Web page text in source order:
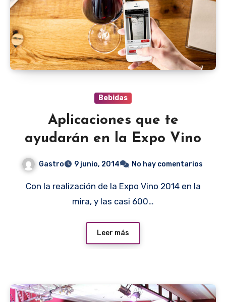
Bebidas
Aplicaciones que te
ayudarán en la Expo Vino
Gastro 9 junio, 2014 No hay comentarios
Con la realización de la Expo Vino 2014 en la
mira, y las casi 600…
Leer más